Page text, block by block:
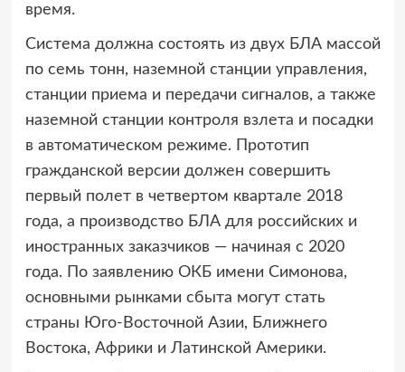
время.
Система должна состоять из двух БЛА массой
по семь тонн, наземной станции управления,
станции приема и передачи сигналов, а также
наземной станции контроля взлета и посадки
в автоматическом режиме. Прототип
гражданской версии должен совершить
первый полет в четвертом квартале 2018
года, а производство БЛА для российских и
иностранных заказчиков — начиная с 2020
года. По заявлению ОКБ имени Симонова,
основными рынками сбыта могут стать
страны Юго-Восточной Азии, Ближнего
Востока, Африки и Латинской Америки.